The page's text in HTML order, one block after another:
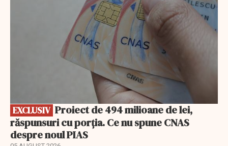
EXCLUSIV
răspunsuri cu porția. Ce nu spune CNAS
despre noul PIAS